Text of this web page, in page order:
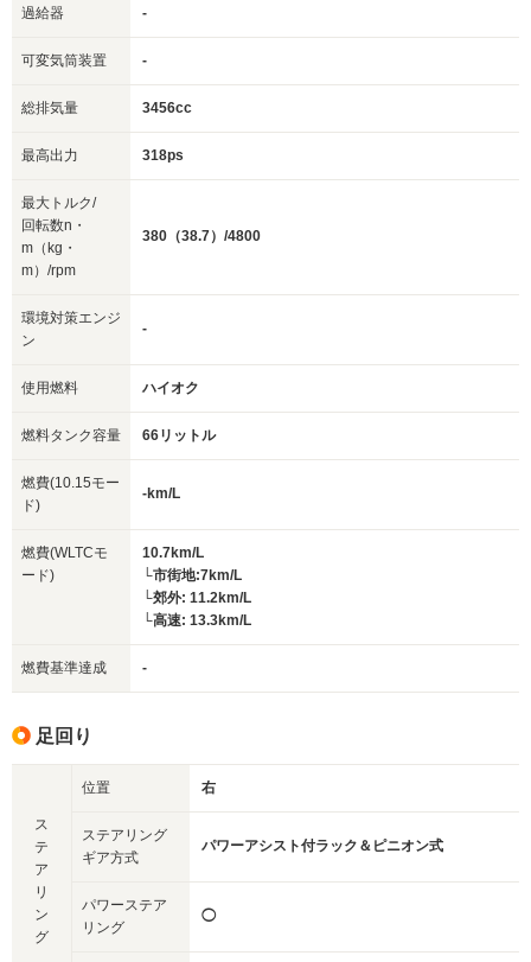
過給器 -
可変気筒装置 -
総排気量 3456cc
最高出力 318ps
最大トルク/
回転数n・
m（kg・
m）/rpm
380（38.7）/4800
環境対策エンジ
ン
-
使用燃料 ハイオク
燃料タンク容量 66リットル
燃費(10.15モー
ド)
-km/L
燃費(WLTCモ
ード)
10.7km/L
└市街地:7km/L
└郊外: 11.2km/L
└高速: 13.3km/L
燃費基準達成 -
足回り
ス
テ
ア
リ
ン
グ
位置 右
ステアリング
ギア方式
パワーアシスト付ラック＆ピニオン式
パワーステア
リング
◯